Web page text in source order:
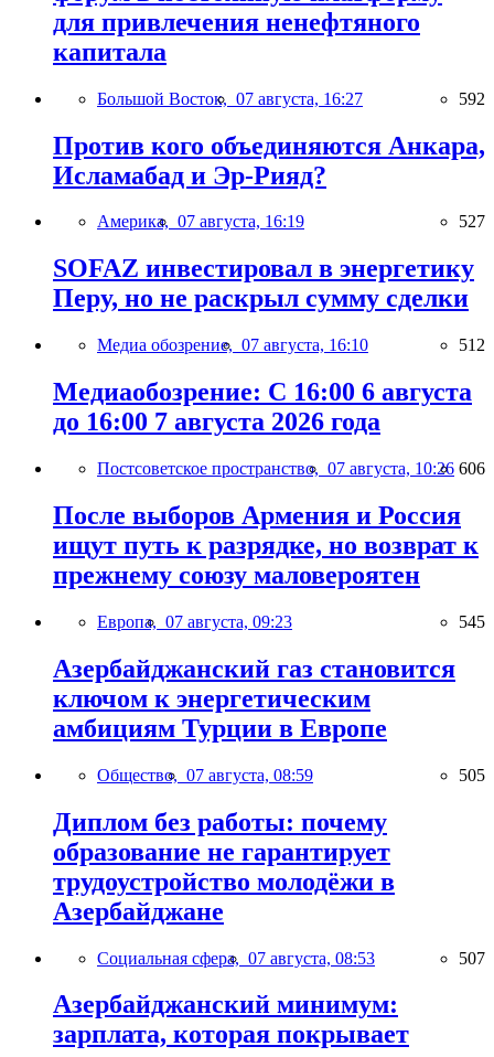
для привлечения ненефтяного
капитала
Большой Восток, 07 августа, 16:27 592
Против кого объединяются Анкара,
Исламабад и Эр-Рияд?
Америка, 07 августа, 16:19 527
SOFAZ инвестировал в энергетику
Перу, но не раскрыл сумму сделки
Медиа обозрение, 07 августа, 16:10 512
Медиаобозрение: С 16:00 6 августа
до 16:00 7 августа 2026 года
Постсоветское пространство, 07 августа, 10:26 606
После выборов Армения и Россия
ищут путь к разрядке, но возврат к
прежнему союзу маловероятен
Европа, 07 августа, 09:23 545
Азербайджанский газ становится
ключом к энергетическим
амбициям Турции в Европе
Общество, 07 августа, 08:59 505
Диплом без работы: почему
образование не гарантирует
трудоустройство молодёжи в
Азербайджане
Социальная сфера, 07 августа, 08:53 507
Азербайджанский минимум:
зарплата, которая покрывает